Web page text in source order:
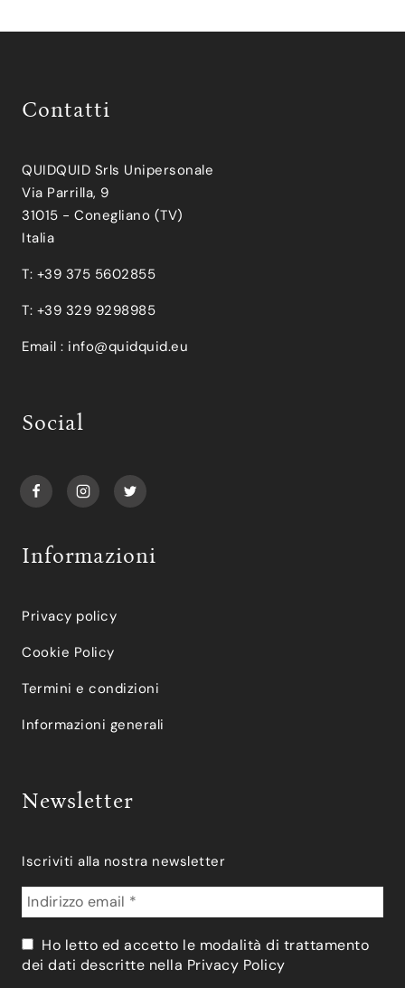
Contatti
QUIDQUID Srls Unipersonale
Via Parrilla, 9
31015 - Conegliano (TV)
Italia
T: +39 375 5602855
T: +39 329 9298985
Email : info@quidquid.eu
Social
Informazioni
Privacy policy
Cookie Policy
Termini e condizioni
Informazioni generali
Newsletter
Iscriviti alla nostra newsletter
Ho letto ed accetto le modalità di trattamento
dei dati descritte nella Privacy Policy